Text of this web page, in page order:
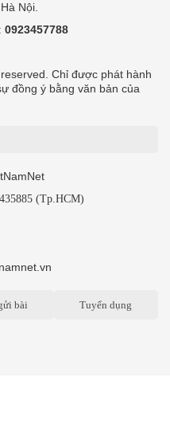
Nội.
0923457788
Chỉ được phát hành
đồng ý bằng văn bản của
(Tp.HCM)
bài Tuyển dụng